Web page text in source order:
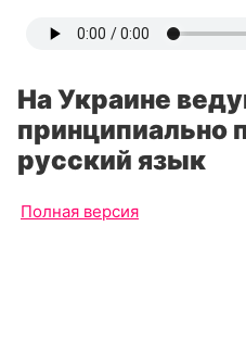
На Украине
принципиально
русский язык
Полная версия